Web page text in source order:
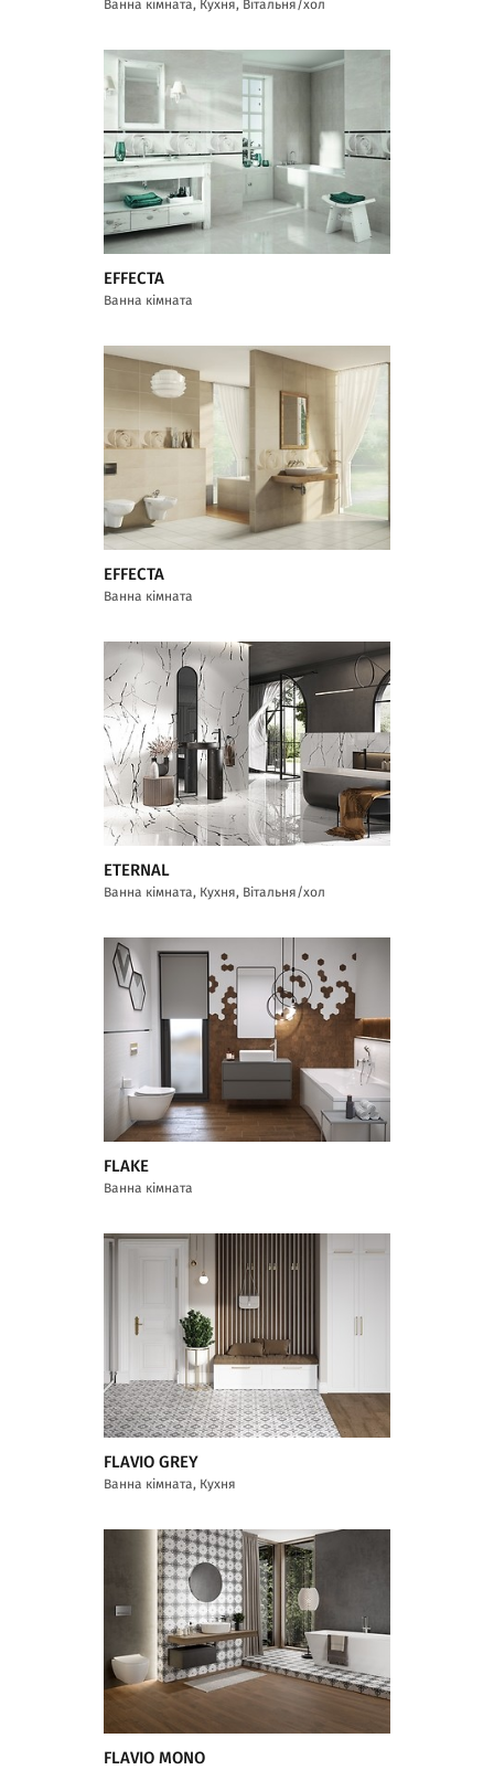
Ванна кімната, Кухня, Вітальня/хол
EFFECTA
Ванна кімната
EFFECTA
Ванна кімната
ETERNAL
Ванна кімната, Кухня, Вітальня/хол
FLAKE
Ванна кімната
FLAVIO GREY
Ванна кімната, Кухня
FLAVIO MONO